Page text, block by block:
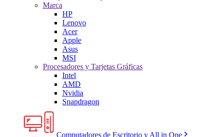
Marca
HP
Lenovo
Acer
Apple
Asus
MSI
Procesadores y Tarjetas Gráficas
Intel
AMD
Nvidia
Snapdragon
Computadores de Escritorio y All in One